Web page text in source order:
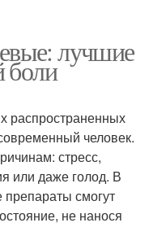
лучшие
боли
распространенных
человек.
стресс,
или даже голод. В
препараты смогут
не нанося